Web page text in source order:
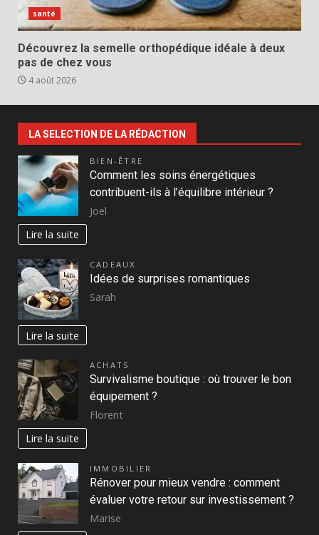
santé
Découvrez la semelle orthopédique idéale à deux
pas de chez vous
4 août 2026
LA SELECTION DE LA RÉDACTION
BIEN-ÊTRE
Comment les soins énergétiques
contribuent-ils à l’équilibre intérieur ?
Joel
Lire la suite
CADEAUX
Idées de surprises romantiques
Sarah
Lire la suite
ACHATS
Survivalisme boutique : où trouver le bon
équipement ?
Florent
Lire la suite
IMMOBILIER
Rénover pour mieux vendre : comment
évaluer votre retour sur investissement ?
Marise